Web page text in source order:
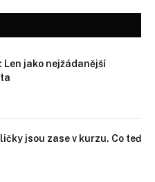
Len jako nejžádanější
jsou zase v kurzu. Co teď